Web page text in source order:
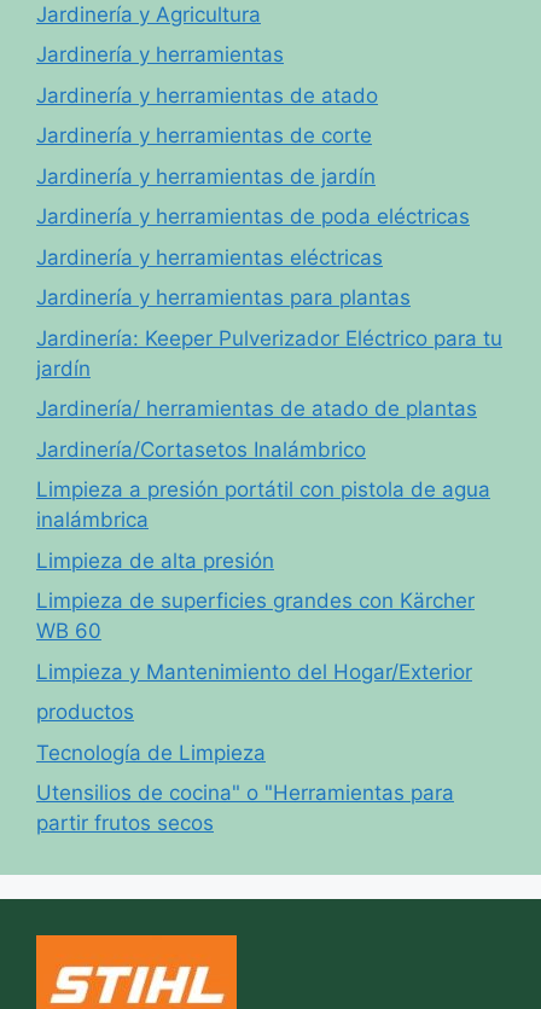
Jardinería y Agricultura
Jardinería y herramientas
Jardinería y herramientas de atado
Jardinería y herramientas de corte
Jardinería y herramientas de jardín
Jardinería y herramientas de poda eléctricas
Jardinería y herramientas eléctricas
Jardinería y herramientas para plantas
Jardinería: Keeper Pulverizador Eléctrico para tu
jardín
Jardinería/ herramientas de atado de plantas
Jardinería/Cortasetos Inalámbrico
Limpieza a presión portátil con pistola de agua
inalámbrica
Limpieza de alta presión
Limpieza de superficies grandes con Kärcher
WB 60
Limpieza y Mantenimiento del Hogar/Exterior
productos
Tecnología de Limpieza
Utensilios de cocina" o "Herramientas para
partir frutos secos